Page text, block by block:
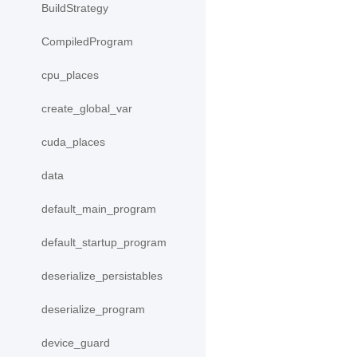
BuildStrategy
CompiledProgram
cpu_places
create_global_var
cuda_places
data
default_main_program
default_startup_program
deserialize_persistables
deserialize_program
device_guard